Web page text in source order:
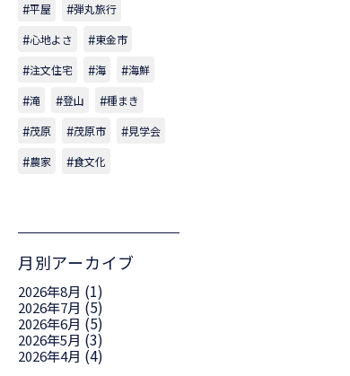
平屋
弾丸旅行
心地よさ
東金市
注文住宅
海
海鮮
滝
登山
種まき
茂原
茂原市
見学会
農家
食文化
月別アーカイブ
2026年8月 (1)
2026年7月 (5)
2026年6月 (5)
2026年5月 (3)
2026年4月 (4)